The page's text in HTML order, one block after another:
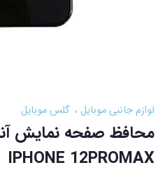
لوازم جانبی موبایل گلس موبایل
محافظ صفحه نمایش
IPHONE 12PROMAX